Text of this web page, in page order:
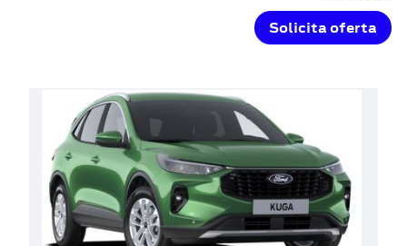
Solicita oferta